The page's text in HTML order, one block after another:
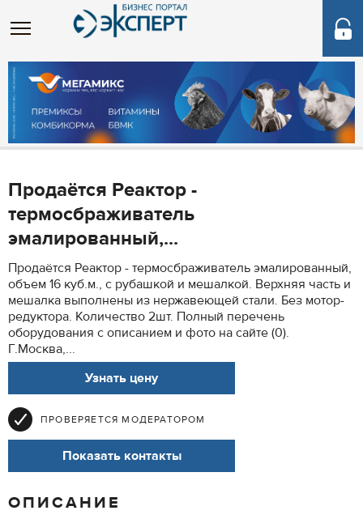
Продаётся Реактор -
термосбраживатель
эмалированный,...
Продаётся Реактор - термосбраживатель эмалированный,
объем 16 куб.м., с рубашкой и мешалкой. Верхняя часть и
мешалка выполнены из нержавеющей стали. Без мотор-
редуктора. Количество 2шт. Полный перечень
оборудования с описанием и фото на сайте (0).
Г.Москва,...
Узнать цену
ПРОВЕРЯЕТСЯ МОДЕРАТОРОМ
Показать контакты
ОПИСАНИЕ